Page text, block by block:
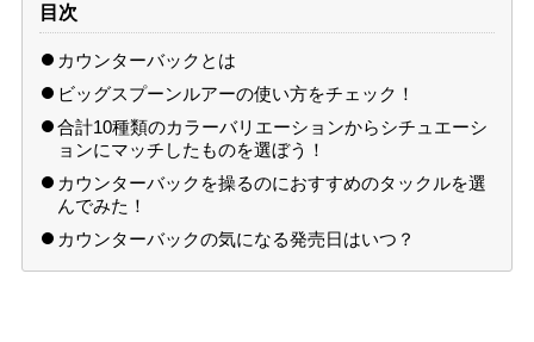
目次
カウンターバックとは
ビッグスプーンルアーの使い方をチェック！
合計10種類のカラーバリエーションからシチュエーシ
ョンにマッチしたものを選ぼう！
カウンターバックを操るのにおすすめのタックルを選
んでみた！
カウンターバックの気になる発売日はいつ？